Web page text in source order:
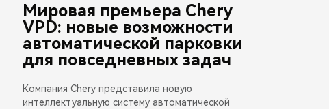
Мировая премьера Chery
VPD: новые возможности
автоматической парковки
для повседневных задач
Компания Chery представила новую
интеллектуальную систему автоматической